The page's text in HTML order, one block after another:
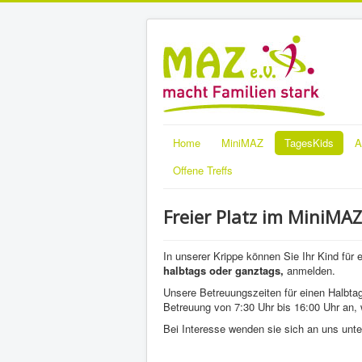
Home MiniMAZ TagesKids
Offene Treffs
Freier Platz im MiniMAZ
In unserer Krippe können Sie Ihr Kind für
halbtags oder ganztags, anmelden.
Unsere Betreuungszeiten für einen
Betreuung von 7:30 Uhr bis 16:00 Uhr
Bei Interesse wenden sie sich an uns